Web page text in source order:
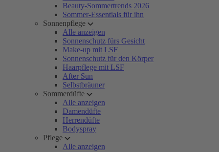
Beauty-Sommertrends 2026
Sommer-Essentials für ihn
Sonnenpflege
Alle anzeigen
Sonnenschutz fürs Gesicht
Make-up mit LSF
Sonnenschutz für den Körper
Haarpflege mit LSF
After Sun
Selbstbräuner
Sommerdüfte
Alle anzeigen
Damendüfte
Herrendüfte
Bodyspray
Pflege
Alle anzeigen